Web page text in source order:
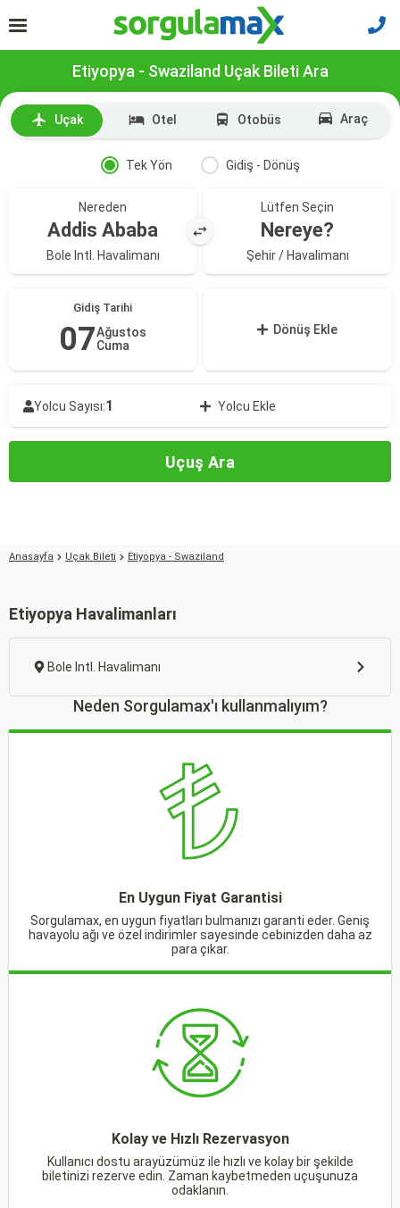
Etiyopya - Swaziland Uçak Bileti Ara
Uçak Otel Otobüs Araç
Tek Yön Gidiş - Dönüş
Nereden
Addis Ababa
Bole Intl. Havalimanı
Lütfen Seçin
Nereye?
Şehir / Havalimanı
Gidiş Tarihi
07Ağustos
Cuma
Dönüş Ekle
Yolcu Sayısı:1 Yolcu Ekle
Uçuş Ara
Anasayfa Uçak Bileti Etiyopya - Swaziland
Etiyopya Havalimanları
Bole Intl. Havalimanı
Neden Sorgulamax'ı kullanmalıyım?
En Uygun Fiyat Garantisi
Sorgulamax, en uygun fiyatları bulmanızı garanti eder. Geniş
havayolu ağı ve özel indirimler sayesinde cebinizden daha az
para çıkar.
Kolay ve Hızlı Rezervasyon
Kullanıcı dostu arayüzümüz ile hızlı ve kolay bir şekilde
biletinizi rezerve edin. Zaman kaybetmeden uçuşunuza
odaklanın.